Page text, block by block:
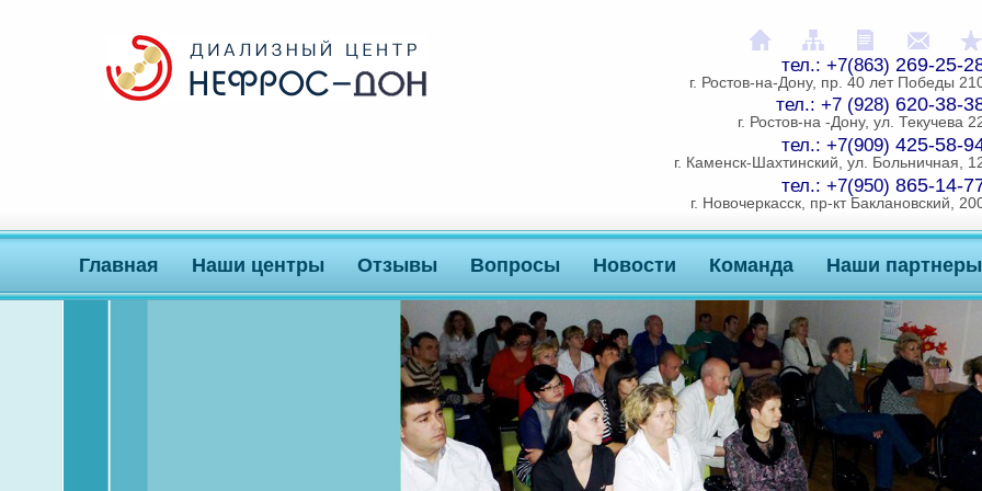
На главнуюКарта сайтаРаспечатать
тел.: +7(863) 269-25-
г. Ростов-на-Дону, пр. 40 лет Победы
тел.: +7 (928) 620-38-
г. Ростов-на -Дону, ул. Текучева
тел.: +7(909) 425-58-
г. Каменск-Шахтинский, ул. Больничная,
тел.: +7(950) 865-14-
г. Новочеркасск, пр-кт Баклановский,
Главная Наши центры Отзывы Вопросы Новости Команда Наши партнеры